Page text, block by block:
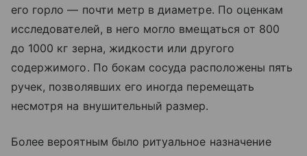
его горло — почти метр в диаметре. По оценкам
исследователей, в него могло вмещаться от 800
до 1000 кг зерна, жидкости или другого
содержимого. По бокам сосуда расположены пять
ручек, позволявших его иногда перемещать
несмотря на внушительный размер.
Более вероятным было ритуальное назначение